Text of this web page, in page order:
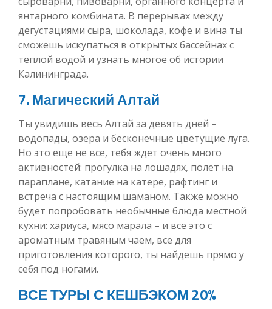
янтарного комбината. В перерывах между
дегустациями сыра, шоколада, кофе и вина ты
сможешь искупаться в открытых бассейнах с
теплой водой и узнать многое об истории
Калининграда.
7. Магический Алтай
Ты увидишь весь Алтай за девять дней –
водопады, озера и бесконечные цветущие луга.
Но это еще не все, тебя ждет очень много
активностей: прогулка на лошадях, полет на
параплане, катание на катере, рафтинг и
встреча с настоящим шаманом. Также можно
будет попробовать необычные блюда местной
кухни: хариуса, мясо марала – и все это с
ароматным травяным чаем, все для
приготовления которого, ты найдешь прямо у
себя под ногами.
ВСЕ ТУРЫ С КЕШБЭКОМ 20%